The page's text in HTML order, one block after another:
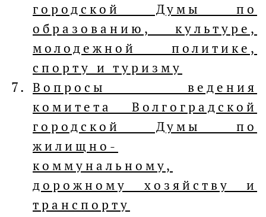
городской Думы по
образованию, культуре,
молодежной политике,
спорту и туризму
Вопросы ведения
комитета Волгоградской
городской Думы по
жилищно-
коммунальному,
дорожному хозяйству и
транспорту